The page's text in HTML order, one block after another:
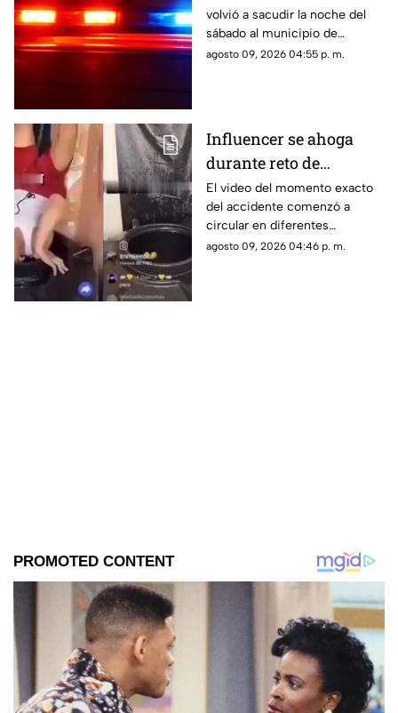
en Jiutepec
volvió a sacudir la noche del
sábado al municipio de
Jiutepec.
agosto 09, 2026 04:55 p. m.
Influencer se ahoga
durante reto de
transmisión en vivo;
esto se sabe del caso
(+VIDEO)
El video del momento exacto
del accidente comenzó a
circular en diferentes
plataformas digitales.
agosto 09, 2026 04:46 p. m.